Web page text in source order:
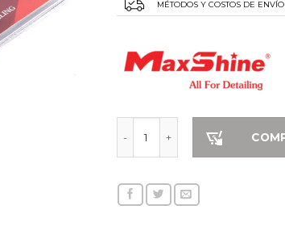
MÉTODOS Y COSTOS DE ENVÍO